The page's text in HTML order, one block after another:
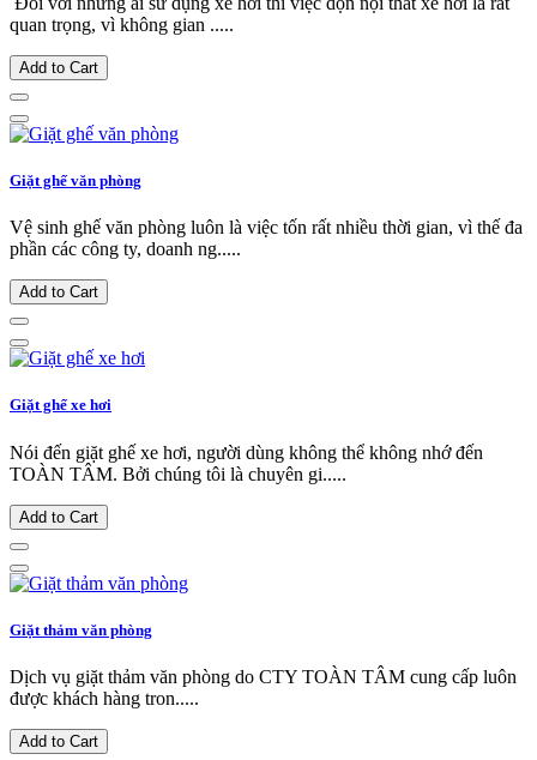
quan trọng, vì không gian .....
Add to Cart
Giặt ghế văn phòng
Vệ sinh ghế văn phòng luôn là việc tốn rất nhiều thời gian, vì thế đa
phần các công ty, doanh ng.....
Add to Cart
Giặt ghế xe hơi
Nói đến giặt ghế xe hơi, người dùng không thể không nhớ đến
TOÀN TÂM. Bởi chúng tôi là chuyên gi.....
Add to Cart
Giặt thảm văn phòng
Dịch vụ giặt thảm văn phòng do CTY TOÀN TÂM cung cấp luôn
được khách hàng tron.....
Add to Cart